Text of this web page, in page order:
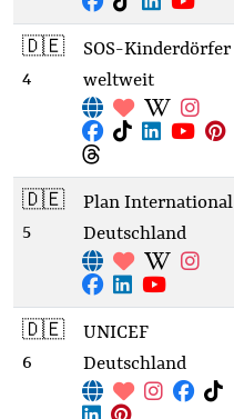
🇩🇪
4
SOS-Kinderdörfer
weltweit
🇩🇪
5
Plan International
Deutschland
🇩🇪
6
UNICEF
Deutschland